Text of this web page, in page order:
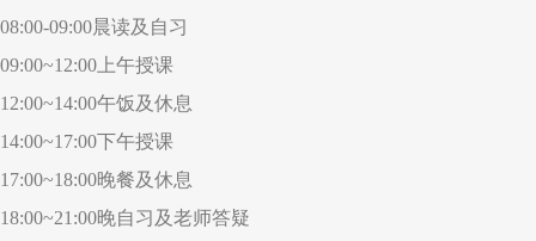
08:00-09:00晨读及自习
09:00~12:00 上午授课
12:00~14:00午饭及休息
14:00~17:00下午授课
17:00~18:00晚餐及休息
18:00~21:00晚自习及老师答疑